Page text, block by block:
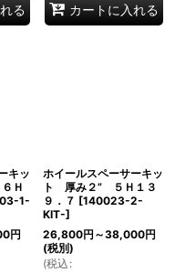
る カートに入れる
キッ
Ｈ
1-
円
ホイールスペーサーキッ
ト 厚み２” ５Ｈ１３
９．７ [140023-2-
KIT-]
26,800円 ～38,000円
(税別)
(税込 :